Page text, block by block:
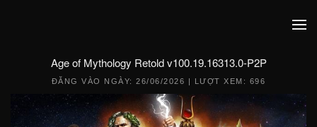
Age of Mythology Retold v100.19.16313.0-P2P
ĐĂNG VÀO NGÀY:26/06/2026 | LƯỢT XEM: 696